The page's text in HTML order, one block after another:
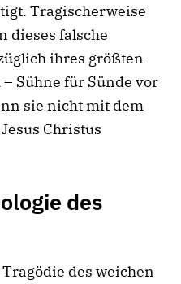
Tragischerweise
dieses falsche
ihres größten
Sühne für Sünde vor
sie nicht mit dem
Christus
des
des weichen